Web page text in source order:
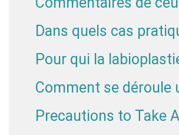
Dans quels cas
Pour qui la
Comment se déroule
Precautions to Take